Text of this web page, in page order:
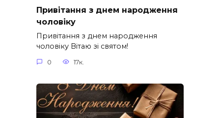
Привітання з днем народження
чоловіку
Привітання з днем народження
чоловіку Вітаю зі святом!
0 17к.